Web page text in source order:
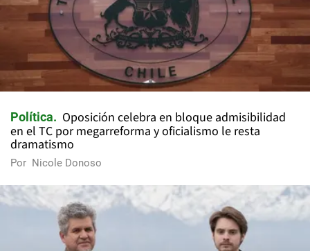
Política
Oposición celebra en bloque admisibilidad
en el TC por megarreforma y oficialismo le resta
dramatismo
Por Nicole Donoso